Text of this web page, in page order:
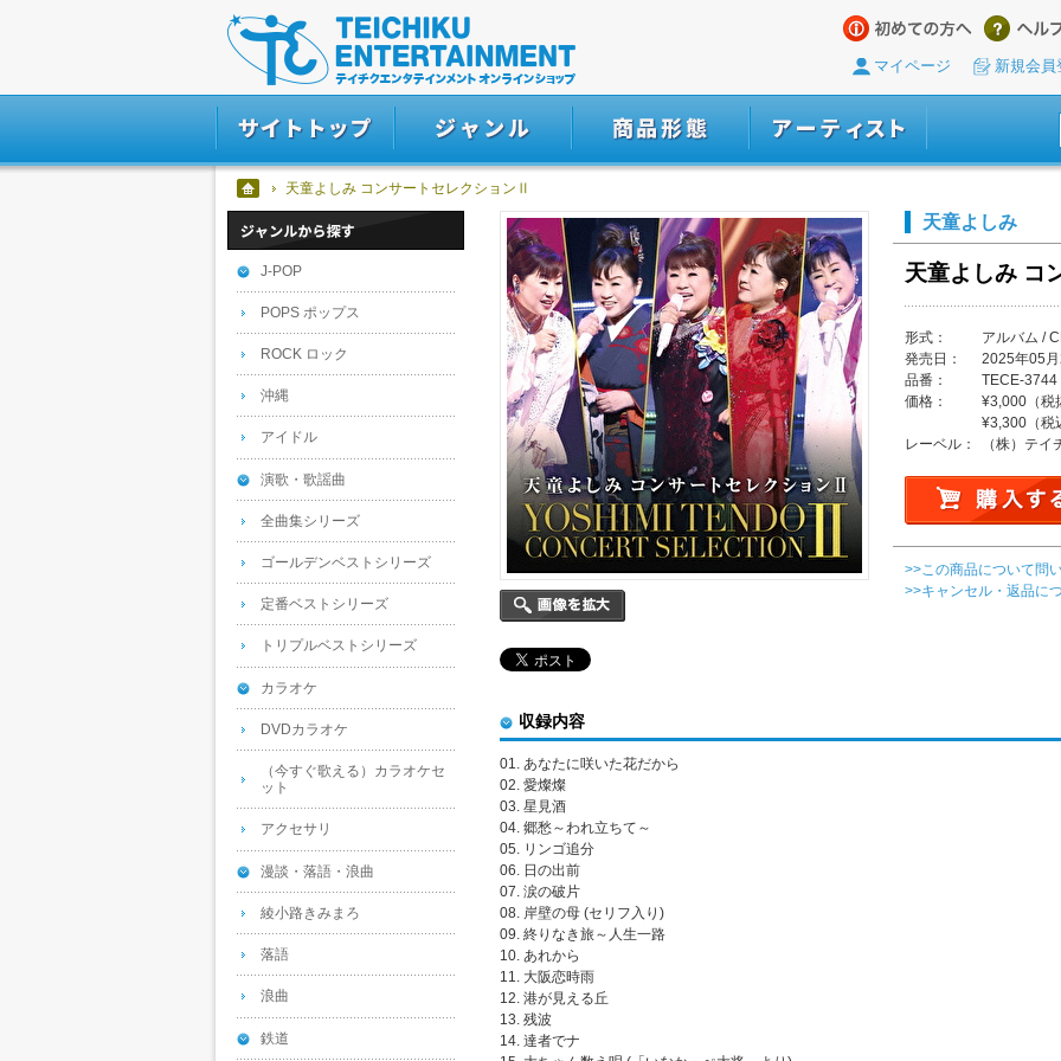
マイページ 新規会員
天童よしみ コンサートセレクションⅡ
天童よしみ
天童よしみ コ
形式：
アルバム /
発売日：
2025年05月
品番：
TECE-3744
価格：
¥3,000（税
¥3,300（税
レーベル：
（株）テ
>>この商品について問
>>キャンセル・返品に
収録内容
01. あなたに咲いた花だから
02. 愛燦燦
03. 星見酒
04. 郷愁～われ立ちて～
05. リンゴ追分
06. 日の出前
07. 涙の破片
08. 岸壁の母 (セリフ入り)
09. 終りなき旅～人生一路
10. あれから
11. 大阪恋時雨
12. 港が見える丘
13. 残波
14. 達者でナ
J-POP
POPS ポップス
ROCK ロック
沖縄
アイドル
演歌・歌謡曲
全曲集シリーズ
ゴールデンベストシリーズ
定番ベストシリーズ
トリプルベストシリーズ
カラオケ
DVDカラオケ
（今すぐ歌える）カラオケセ
ット
アクセサリ
漫談・落語・浪曲
綾小路きみまろ
落語
浪曲
鉄道